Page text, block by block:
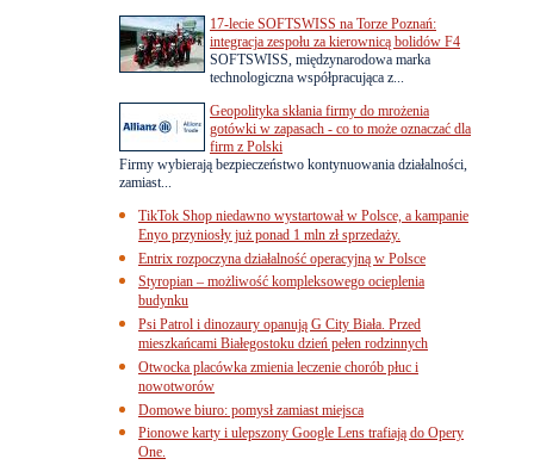
17-lecie SOFTSWISS na Torze Poznań:
integracja zespołu za kierownicą bolidów F4
SOFTSWISS, międzynarodowa marka
technologiczna współpracująca z...
Geopolityka skłania firmy do mrożenia
gotówki w zapasach - co to może oznaczać dla
firm z Polski
Firmy wybierają bezpieczeństwo kontynuowania działalności,
zamiast...
TikTok Shop niedawno wystartował w Polsce, a kampanie
Enyo przyniosły już ponad 1 mln zł sprzedaży.
Entrix rozpoczyna działalność operacyjną w Polsce
Styropian – możliwość kompleksowego ocieplenia
budynku
Psi Patrol i dinozaury opanują G City Biała. Przed
mieszkańcami Białegostoku dzień pełen rodzinnych
Otwocka placówka zmienia leczenie chorób płuc i
nowotworów
Domowe biuro: pomysł zamiast miejsca
Pionowe karty i ulepszony Google Lens trafiają do Opery
One.